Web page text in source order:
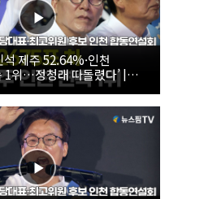
제주 52.64%·인천
위…정청래 따돌렸다’ |
주당 당대표·최고위원 후
회